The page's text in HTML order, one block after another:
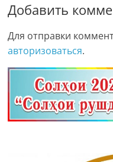
Добавить
Для отправки
авторизоваться.